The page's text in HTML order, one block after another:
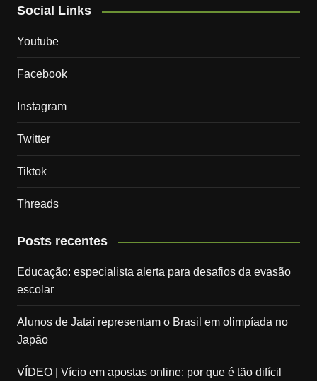
Social Links
Youtube
Facebook
Instagram
Twitter
Tiktok
Threads
Posts recentes
Educação: especialista alerta para desafios da evasão
escolar
Alunos de Jataí representam o Brasil em olimpíada no
Japão
VÍDEO | Vício em apostas online: por que é tão difícil